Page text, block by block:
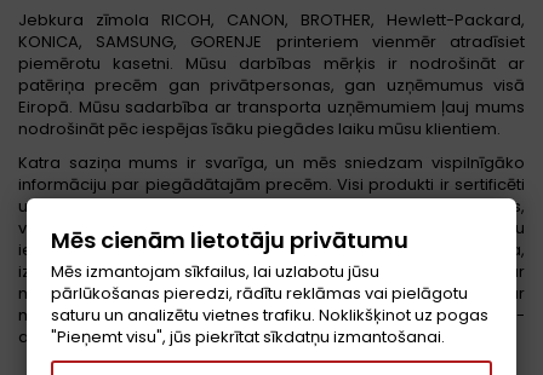
Jebkura zīmola RICOH, CANON, BROTHER, Hewlett-Packard,
KONICA, SAMSUNG, GORENJE printeriem vienmēr atradīsiet
piemērotu kasetni. Mūsu darbības mērķis ir nodrošināt ar
patēriņa precēm gan privātpersonas, gan uzņēmumus visā
Eiropā. Mūsu sadarbība ar transporta uzņēmumiem ļauj mums
nodrošināt pēc iespējas īsāku piegādes laiku mūsu klientiem.
Katra saziņa mums ir svarīga, un mēs sniedzam vispilnīgāko
informāciju par piegādātajām precēm. Visi produkti ir sertificēti
un atbilst standartiem. Mēs cenšamies, cik vien iespējams,
vienkāršot printerim nepieciešamo kasetņu iegādi, darot visu
iespējamo, lai vienkāršotu procesu: interaktīvā meklēšana,
izvēle pēc ierīces. Strādājot ar mums, jūs esat pārliecināts par
mūsu produktu un pakalpojumu kvalitāti. Ja sadarbojaties ar
mums pastāvīgi, jūs saņemsiet personalizētu apkalpošanu -
atlaides mūsu veikalā un bezmaksas piegādi.
Mēs cienām lietotāju privātumu
Mēs izmantojam sīkfailus, lai uzlabotu jūsu
pārlūkošanas pieredzi, rādītu reklāmas vai pielāgotu
saturu un analizētu vietnes trafiku. Noklikšķinot uz pogas
"Pieņemt visu", jūs piekrītat sīkdatņu izmantošanai.